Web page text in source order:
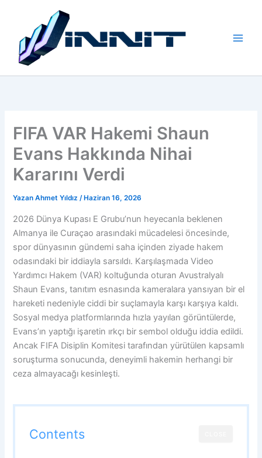
FIFA VAR Hakemi Shaun
Evans Hakkında Nihai
Kararını Verdi
Yazan Ahmet Yıldız/ Haziran 16, 2026
2026 Dünya Kupası E Grubu’nun heyecanla beklenen
Almanya ile Curaçao arasındaki mücadelesi öncesinde,
spor dünyasının gündemi saha içinden ziyade hakem
odasındaki bir iddiayla sarsıldı. Karşılaşmada Video
Yardımcı Hakem (VAR) koltuğunda oturan Avustralyalı
Shaun Evans, tanıtım esnasında kameralara yansıyan bir el
hareketi nedeniyle ciddi bir suçlamayla karşı karşıya kaldı.
Sosyal medya platformlarında hızla yayılan görüntülerde,
Evans’ın yaptığı işaretin ırkçı bir sembol olduğu iddia edildi.
Ancak FIFA Disiplin Komitesi tarafından yürütülen kapsamlı
soruşturma sonucunda, deneyimli hakemin herhangi bir
ceza almayacağı kesinleşti.
Contents